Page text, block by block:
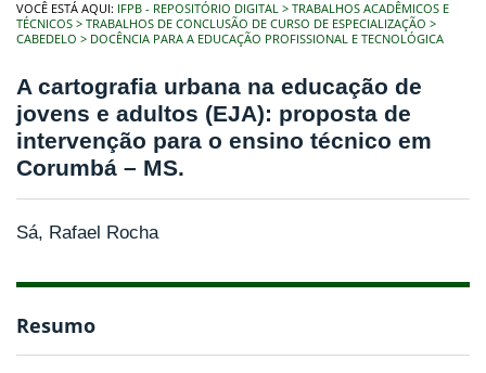
VOCÊ ESTÁ AQUI: IFPB - REPOSITÓRIO DIGITAL
TRABALHOS ACADÊMICOS E
TÉCNICOS
TRABALHOS DE CONCLUSÃO DE CURSO DE ESPECIALIZAÇÃO
CABEDELO
DOCÊNCIA PARA A EDUCAÇÃO PROFISSIONAL E TECNOLÓGICA
A cartografia urbana na educação de
jovens e adultos (EJA): proposta de
intervenção para o ensino técnico em
Corumbá – MS.
Sá, Rafael Rocha
Resumo